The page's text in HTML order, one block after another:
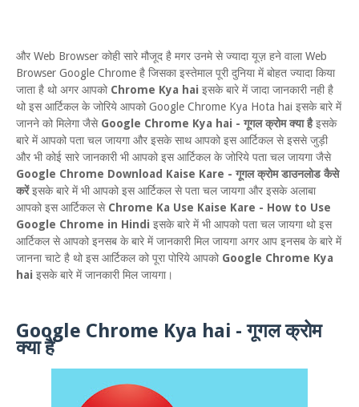
और Web Browser कोही सारे मौजूद है मगर उनमे से ज्यादा यूज़ हने वाला Web
Browser Google Chrome है जिसका इस्तेमाल पूरी दुनिया में बोहत ज्यादा किया
जाता है थो अगर आपको Chrome Kya hai इसके बारे में जादा जानकारी नही है
थो इस आर्टिकल के जोरिये आपको Google Chrome Kya Hota hai इसके बारे में
जानने को मिलेगा जैसे Google Chrome Kya hai - गूगल क्रोम क्या हैइसके
बारे में आपको पता चल जायगा और इसके साथ आपको इस आर्टिकल से इससे जुड़ी
और भी कोई सारे जानकारी भी आपको इस आर्टिकल के जोरिये पता चल जायगा जैसे
Google Chrome Download Kaise Kare - गूगल क्रोम डाउनलोड कैसे
करेंइसके बारे में भी आपको इस आर्टिकल से पता चल जायगा और इसके अलाबा
आपको इस आर्टिकल से Chrome Ka Use Kaise Kare - How to Use
Google Chrome in Hindi इसके बारे में भी आपको पता चल जायगा थो इस
आर्टिकल से आपको इनसब के बारे में जानकारी मिल जायगा अगर आप इनसब के बारे में
जानना चाटे है थो इस आर्टिकल को पूरा पोरिये आपको Google Chrome Kya
hai इसके बारे में जानकारी मिल जायगा।
Google Chrome Kya hai - गूगल क्रोम
क्या है